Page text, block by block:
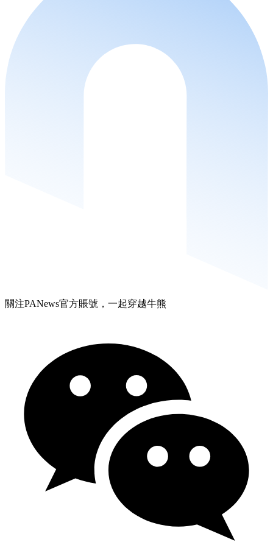
關注PANews官方賬號，一起穿越牛熊